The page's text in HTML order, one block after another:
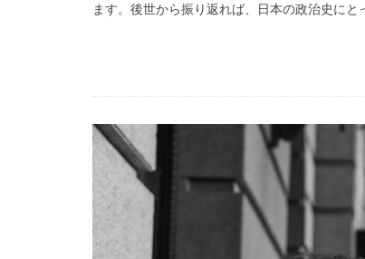
ます。後世から振り返れば、日本の政治史に